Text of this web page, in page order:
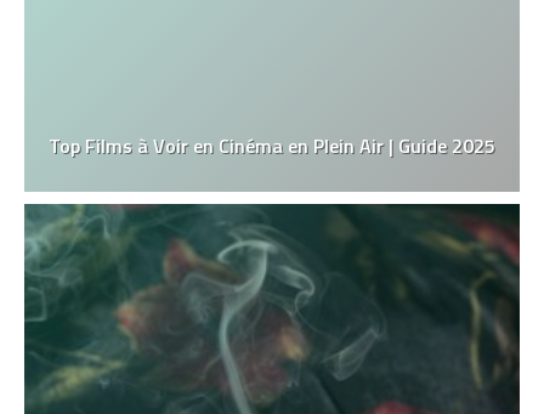
Top Films à Voir en Cinéma en Plein Air | Guide 2025